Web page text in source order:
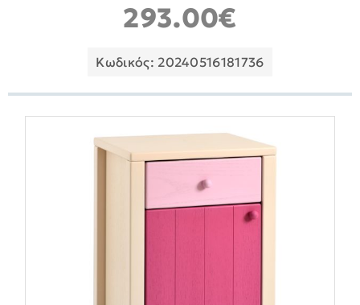
293.00€
Κωδικός: 20240516181736